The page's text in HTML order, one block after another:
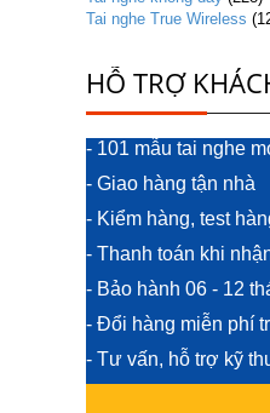
Tai nghe True Wireless
HỖ TRỢ
- 101 mẫu tai nghe
- Giao hàng tận nhà
- Kiểm hàng, test
- Thanh toán khi
- Bảo hành 06 - 12
- Đổi hàng miễn phí
- Tư vấn, hỗ trợ kỹ